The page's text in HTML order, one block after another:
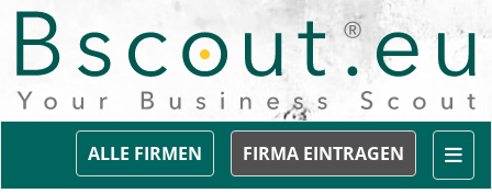
FIRMA EINTRAGEN
ALLE FIRMEN